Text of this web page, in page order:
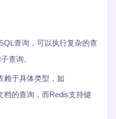
查询，可以执行复杂的查
查询。
赖于具体类型，如
档的查询，而Redis支持键